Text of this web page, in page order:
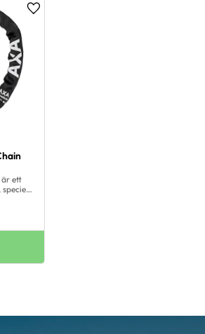
ett
cykel.
till
Lägg till i favoriter